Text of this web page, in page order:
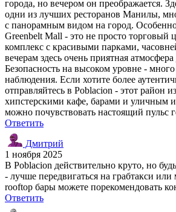
города, но вечером он преображается.
одни из лучших ресторанов Манилы,
с панорамным видом на город.
Greenbelt Mall - это не просто торговый
комплекс с красивыми парками,
вечерам здесь очень приятная
Безопасность на высоком уровне -
наблюдения. Если хотите более
отправляйтесь в Poblacion - этот район
хипстерскими кафе, барами и уличным
можно почувствовать настоящий пульс
Ответить
Дмитрий
1 ноября 2025
В Poblacion действительно круто, но
- лучше передвигаться на грабтакси
rooftop бары можете порекомендовать
Ответить